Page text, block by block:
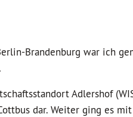
Brandenburg war ich
Adlershof
dar. Weiter ging es